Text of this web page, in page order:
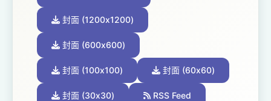
封面 (1200x1200)
封面 (600x600)
封面 (100x100) 封面 (60x60)
封面 (30x30) RSS Feed